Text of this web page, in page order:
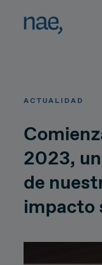
Network Strategy
Impacto social
Únete
¿Hablamos?
Decidida
Alegre
ACTUALIDAD
2023,
de
impacto